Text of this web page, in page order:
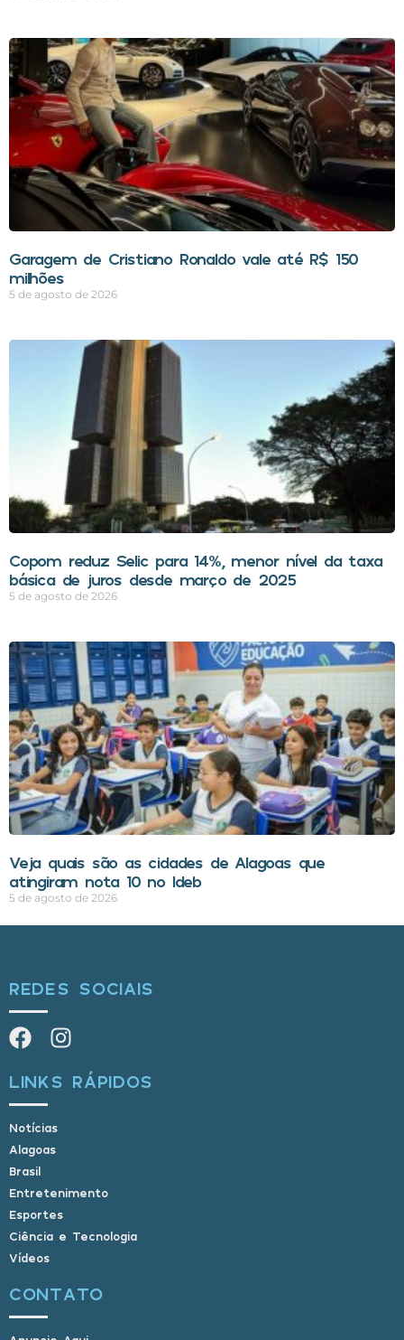
Garagem de Cristiano Ronaldo vale até R$ 150
milhões
5 de agosto de 2026
Copom reduz Selic para 14%, menor nível da taxa
básica de juros desde março de 2025
5 de agosto de 2026
Veja quais são as cidades de Alagoas que
atingiram nota 10 no Ideb
5 de agosto de 2026
REDES SOCIAIS
LINKS RÁPIDOS
Notícias
Alagoas
Brasil
Entretenimento
Esportes
Ciência e Tecnologia
Vídeos
CONTATO